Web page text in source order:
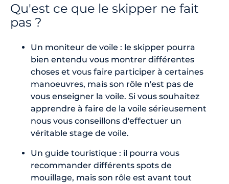
Qu'est ce que le skipper ne fait
pas ?
Un moniteur de voile : le skipper pourra
bien entendu vous montrer différentes
choses et vous faire participer à certaines
manoeuvres, mais son rôle n'est pas de
vous enseigner la voile. Si vous souhaitez
apprendre à faire de la voile sérieusement
nous vous conseillons d'effectuer un
véritable stage de voile.
Un guide touristique : il pourra vous
recommander différents spots de
mouillage, mais son rôle est avant tout